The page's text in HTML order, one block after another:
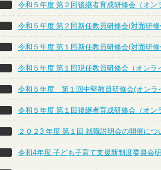
令和５年度 第２回後継者育成研修会（オン
令和５年度 第２回新任教員研修会(対面研
令和５年度 第１回新任教員研修会(対面研
令和５年度 第１回現任教員研修会（オンラ
令和５年度 第１回中堅教員研修会(オンラ
令和５年度 第１回後継者育成研修会（オン
２０２3 年度 第１回 就職説明会の開催につ
令和4年度 子ども子育て支援新制度委員会